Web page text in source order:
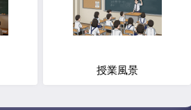
授業風景